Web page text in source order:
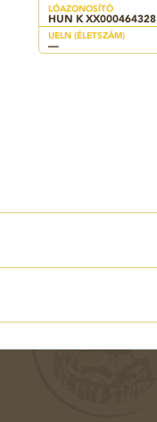
LÓAZONOSÍTÓ
HUN K XX000464328
UELN (ÉLETSZÁM)
—